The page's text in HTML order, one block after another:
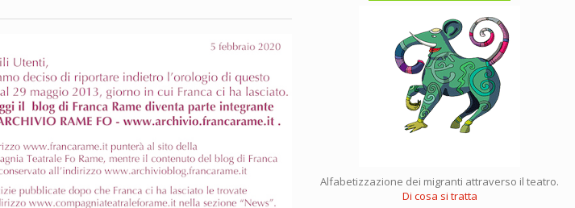
Alfabetizzazione dei migranti attraverso il teatro.
Di cosa si tratta